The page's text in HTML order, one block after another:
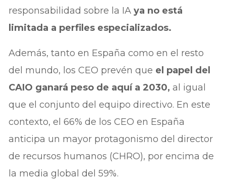
responsabilidad sobre la IAya no está
limitada a perfiles especializados.
Además, tanto en España como en el resto
del mundo, los CEO prevén que el papel del
CAIO ganará peso de aquí a 2030, al igual
que el conjunto del equipo directivo. En este
contexto, el 66% de los CEO en España
anticipa un mayor protagonismo del director
de recursos humanos (CHRO), por encima de
la media global del 59%.